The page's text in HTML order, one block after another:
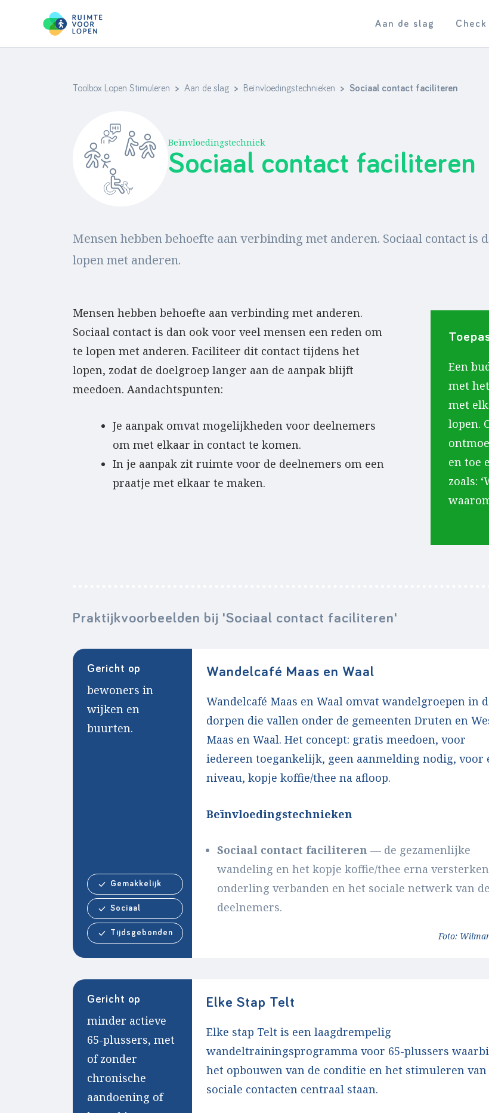
Aan de slag Check
Toolbox Lopen Stimuleren > Aan de slag > Beïnvloedingstechnieken > Sociaal contact faciliteren
Beïnvloedingstechniek
Sociaal contact faciliteren
Mensen hebben behoefte aan verbinding met anderen. Sociaal contact is
lopen met anderen.
Mensen hebben behoefte aan verbinding met anderen.
Sociaal contact is dan ook voor veel mensen een reden om
te lopen met anderen. Faciliteer dit contact tijdens het
lopen, zodat de doelgroep langer aan de aanpak blijft
meedoen. Aandachtspunten:
Je aanpak omvat mogelijkheden voor deelnemers
om met elkaar in contact te komen.
In je aanpak zit ruimte voor de deelnemers om een
praatje met elkaar te maken.
Een
met
met
lopen.
en toe
zoals:
Praktijkvoorbeelden bij 'Sociaal contact faciliteren'
Gericht op
bewoners in
wijken en
buurten.
Gemakkelijk
Sociaal
Tijdsgebonden
Wandelcafé Maas en Waal
Wandelcafé Maas en Waal omvat wandelgroepen in
dorpen die vallen onder de gemeenten Druten en
Maas en Waal. Het concept: gratis meedoen, voor
iedereen toegankelijk, geen aanmelding nodig, voor
niveau, kopje koffie/thee na afloop.
Beïnvloedingstechnieken
Sociaal contact faciliteren — de gezamenlijke
wandeling en het kopje koffie/thee erna
onderling verbanden en het sociale netwerk van de
deelnemers.
Foto:
Gericht op
minder actieve
65-plussers, met
of zonder
chronische
aandoening of
Elke Stap Telt
Elke stap Telt is een laagdrempelig
wandeltrainingsprogramma voor 65-plussers
het opbouwen van de conditie en het stimuleren van
sociale contacten centraal staan.